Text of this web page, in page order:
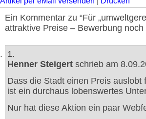
Ein Kommentar zu “Für
attraktive Preise – Bewerbung
1.
Henner Steigert schrieb am
Dass die Stadt einen Preis
ist ein durchaus lobenswertes
Nur hat diese Aktion ein paar